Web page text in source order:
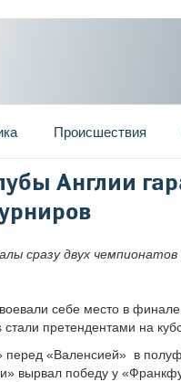
Происшествия
Англии
сразу двух
себе место в
претендентами на
перед «Валенсией» в
вырвал победу у